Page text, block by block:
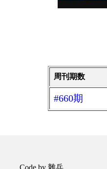
周刊期数
#660期